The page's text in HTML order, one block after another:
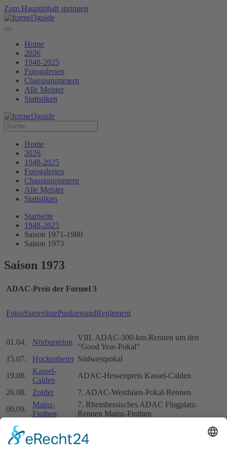
Zum Hauptinhalt springen
Home
2026
1948-2025
Fotogalerien
Chassisnummern
Alle Meister
Statistiken
Home
2026
1948-2025
Fotogalerien
Chassisnummern
Alle Meister
Statistiken
Startseite
1948-2025
Saison 1971-1980
Saison 1973
Saison 1973
ADAC-Preis der Formel 3
FotosStarterlistePunktestandReglement
01.04. Nürburgring
VIII. ADAC-300-km-Rennen um den
"Good Year-Pokal"
15.07.
Hockenheim Südwestpokal
19.08.
Kassel-
Calden
ADAC-Hessenpreis Kassel-Calden
26.08.
Zolder
7. ADAC-Westfalen-Pokal-Rennen
09.09.
Mainz-
Finthen
7. Rheinhessisches ADAC Flugplatz-
Rennen Mainz-Finthen